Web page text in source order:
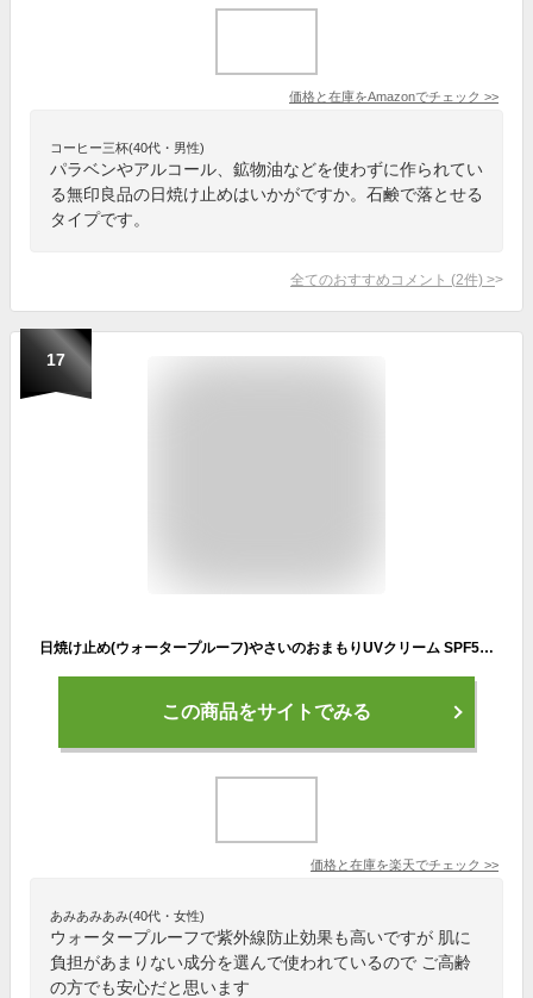
価格と在庫をAmazonでチェック >>
コーヒー三杯(40代・男性)
パラベンやアルコール、鉱物油などを使わずに作られてい
る無印良品の日焼け止めはいかがですか。石鹸で落とせる
タイプです。
全てのおすすめコメント (2件) >
17
日焼け止め(ウォータープルーフ)やさいのおまもりUVクリーム SPF50＋ PA++++しっかり守って、サッと落としやすい理想のウォータープルーフ日焼け止め|日焼けどめ クリーム 化粧下地 UVケア 送料無料 Hadamanma 日焼け止め 母の日
この商品をサイトでみる
価格と在庫を楽天でチェック >>
あみあみあみ(40代・女性)
ウォータープルーフで紫外線防止効果も高いですが 肌に
負担があまりない成分を選んで使われているので ご高齢
の方でも安心だと思います